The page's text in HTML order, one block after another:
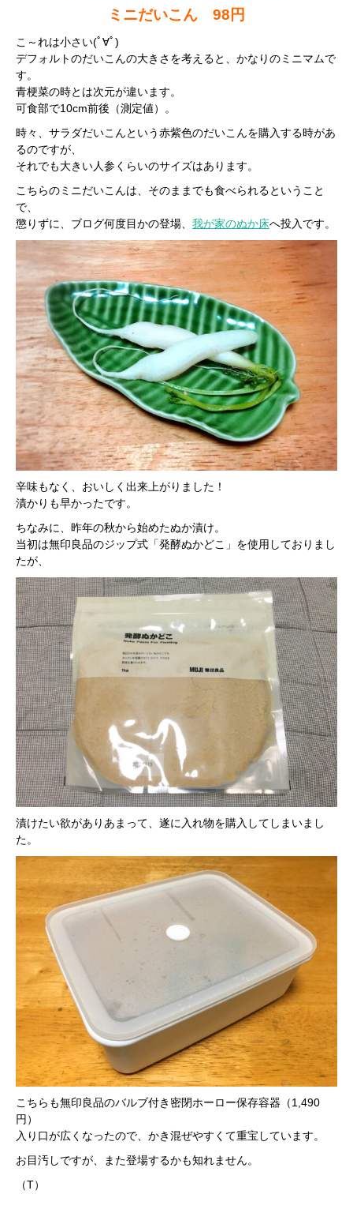
ミニだいこん 98円
こ～れは小さい(ﾟ∀ﾟ)
デフォルトのだいこんの大きさを考えると、かなりのミニマムで
す。
青梗菜の時とは次元が違います。
可食部で10cm前後（測定値）。
時々、サラダだいこんという赤紫色のだいこんを購入する時があ
るのですが、
それでも大きい人参くらいのサイズはあります。
こちらのミニだいこんは、そのままでも食べられるということ
で、
懲りずに、ブログ何度目かの登場、 我が家のぬか床へ投入です。
辛味もなく、おいしく出来上がりました！
漬かりも早かったです。
ちなみに、昨年の秋から始めたぬか漬け。
当初は無印良品のジップ式「発酵ぬかどこ」を使用しておりまし
たが、
漬けたい欲がありあまって、遂に入れ物を購入してしまいまし
た。
こちらも無印良品のバルブ付き密閉ホーロー保存容器（1,490
円）
入り口が広くなったので、かき混ぜやすくて重宝しています。
お目汚しですが、また登場するかも知れません。
（T）